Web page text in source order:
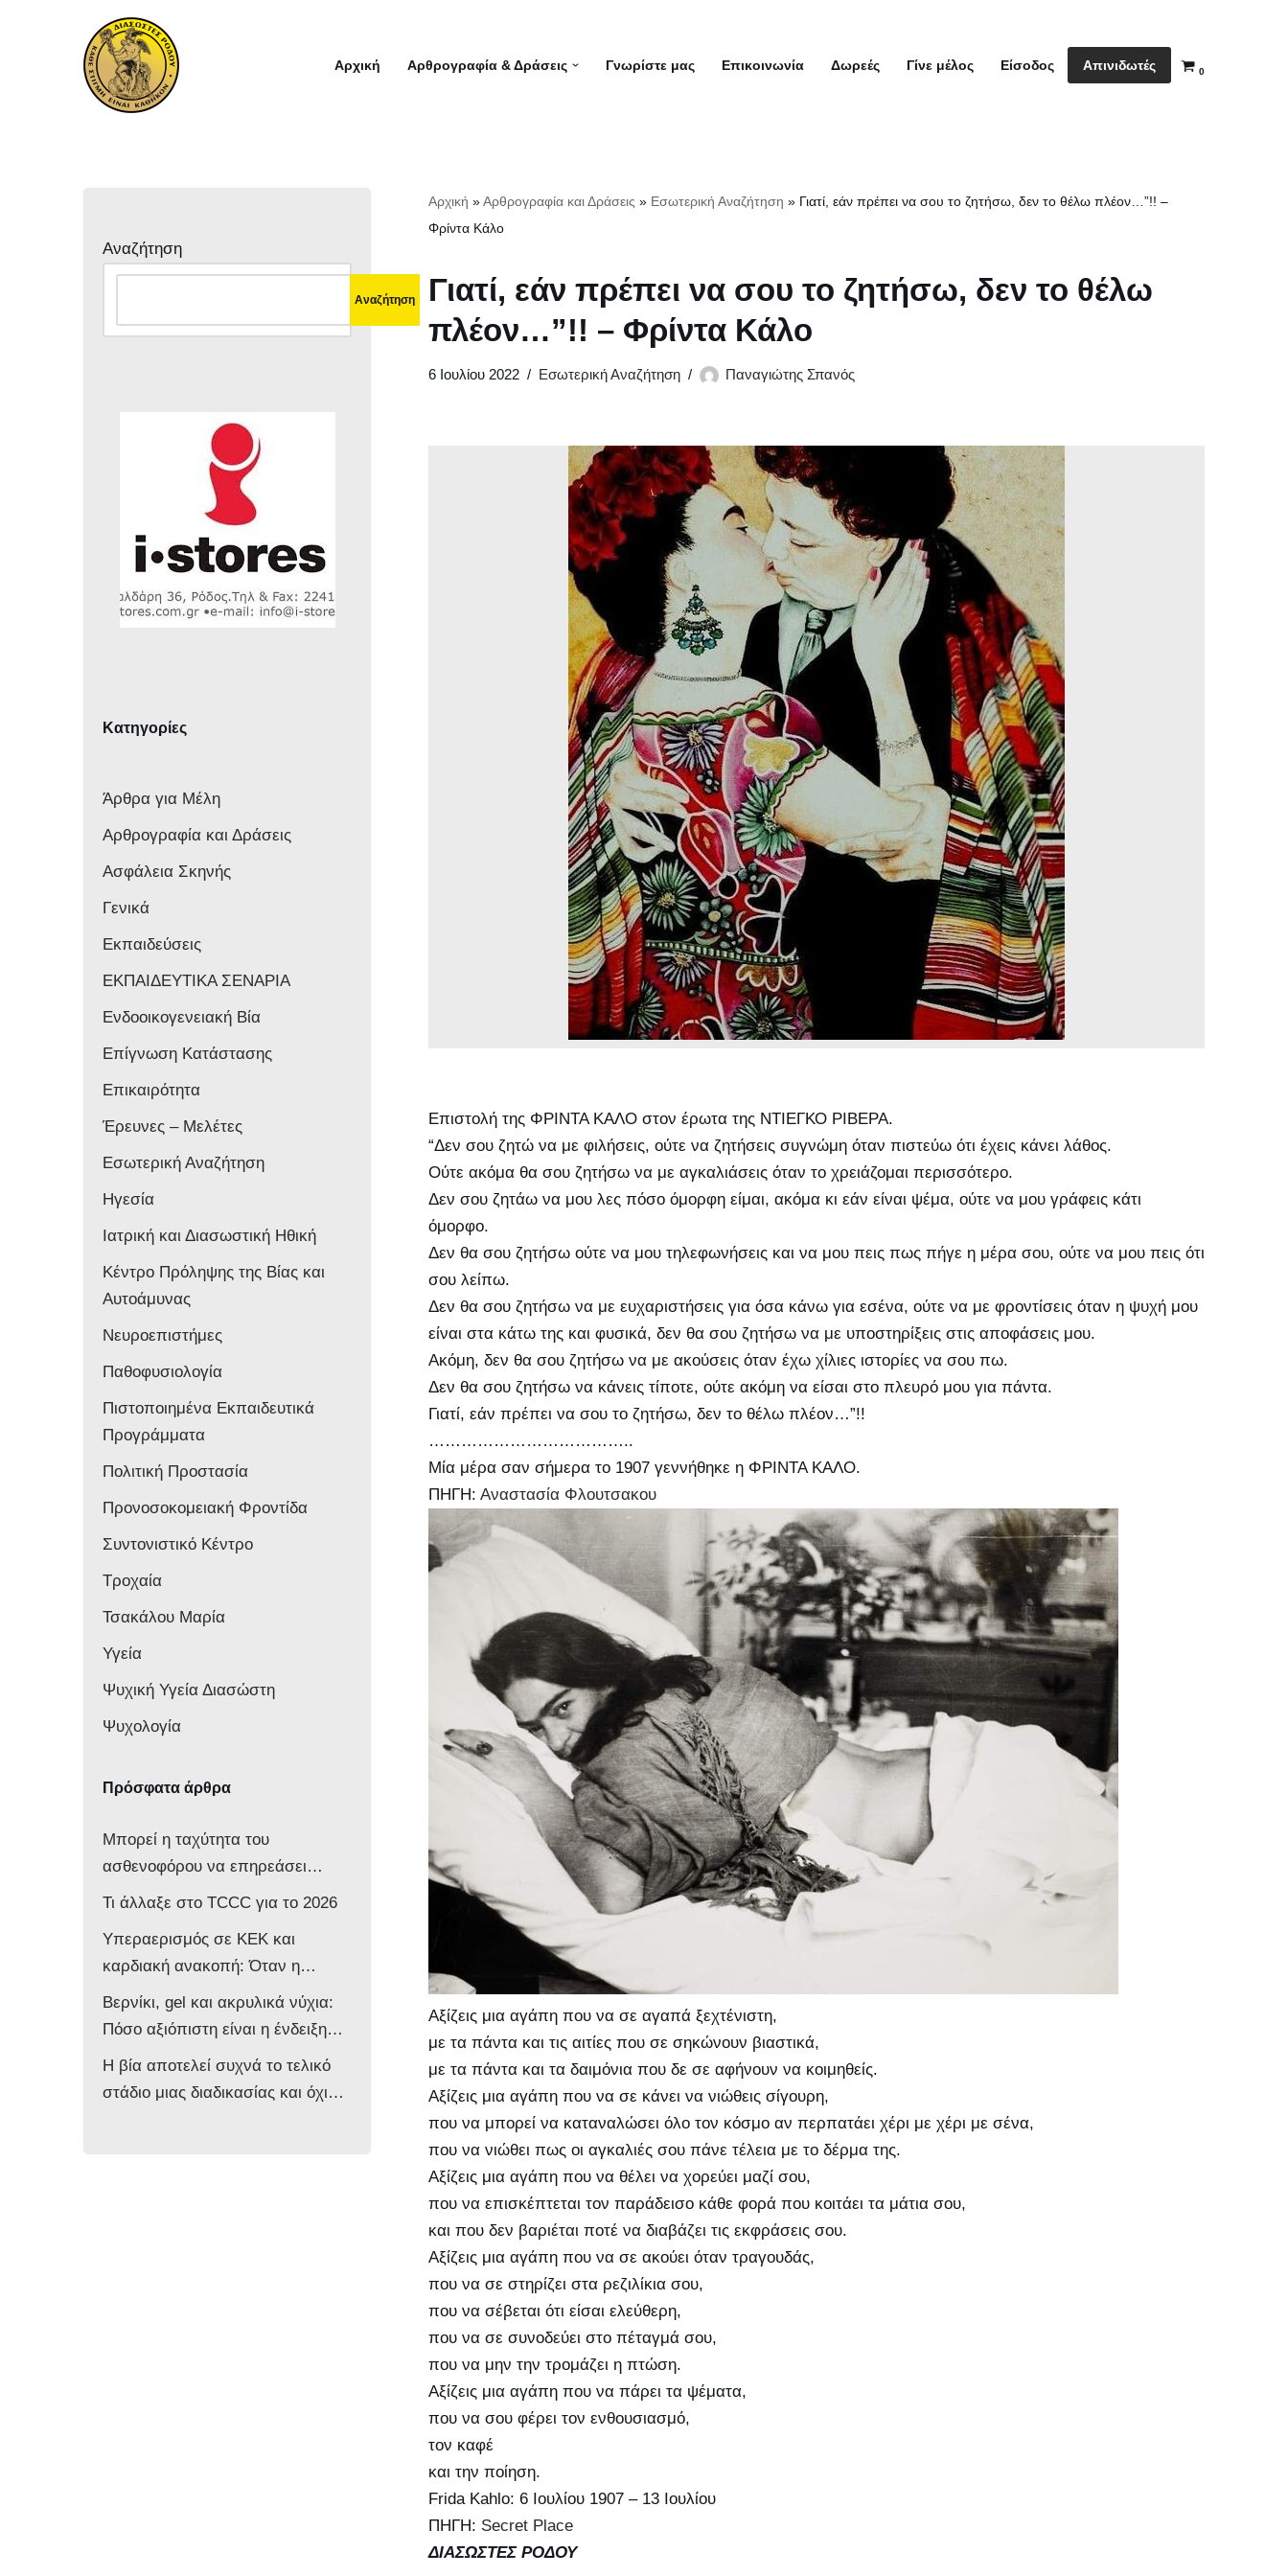
Μεταπηδήστε
περιεχόμενο
Αρχική Αρθρογραφία & Δράσεις Γνωρίστε μας Επικοινωνία Δωρεές Γίνε μέλος Είσοδος Απινιδωτές 0
Αναζήτηση
Αναζήτηση
Κατηγορίες
Άρθρα για Μέλη
Αρθρογραφία και Δράσεις
Ασφάλεια Σκηνής
Γενικά
Εκπαιδεύσεις
ΕΚΠΑΙΔΕΥΤΙΚΑ ΣΕΝΑΡΙΑ
Ενδοοικογενειακή Βία
Επίγνωση Κατάστασης
Επικαιρότητα
Έρευνες – Μελέτες
Εσωτερική Αναζήτηση
Ηγεσία
Ιατρική και Διασωστική Ηθική
Κέντρο Πρόληψης της Βίας και
Αυτοάμυνας
Νευροεπιστήμες
Παθοφυσιολογία
Πιστοποιημένα Εκπαιδευτικά
Προγράμματα
Πολιτική Προστασία
Προνοσοκομειακή Φροντίδα
Συντονιστικό Κέντρο
Τροχαία
Τσακάλου Μαρία
Υγεία
Ψυχική Υγεία Διασώστη
Ψυχολογία
Πρόσφατα άρθρα
Μπορεί η ταχύτητα του
ασθενοφόρου να επηρεάσει
νευρολογικά ένα βρέφος;
Τι άλλαξε στο TCCC για το 2026
Υπεραερισμός σε ΚΕΚ και
καρδιακή ανακοπή: Όταν η
επιθετική αντιμετώπιση βλάπτει
τον ασθενή
Βερνίκι, gel και ακρυλικά νύχια:
Πόσο αξιόπιστη είναι η ένδειξη
του παλμικού οξυμέτρου στο
ασθενοφόρο;
Η βία αποτελεί συχνά το τελικό
στάδιο μιας διαδικασίας και όχι
Αρχική »Αρθρογραφία και Δράσεις » Εσωτερική Αναζήτηση » Γιατί, εάν πρέπει να σου το ζητήσω, δεν το θέλω πλέον…”!! –
Φρίντα Κάλο
Γιατί, εάν πρέπει να σου το ζητήσω, δεν το θέλω
πλέον…”!! – Φρίντα Κάλο
6 Ιουλίου 2022 Εσωτερική Αναζήτηση Παναγιώτης Σπανός
Επιστολή της ΦΡΙΝΤΑ ΚΑΛΟ στον έρωτα της ΝΤΙΕΓΚΟ ΡΙΒΕΡΑ.
“Δεν σου ζητώ να με φιλήσεις, ούτε να ζητήσεις συγνώμη όταν πιστεύω ότι έχεις κάνει λάθος.
Ούτε ακόμα θα σου ζητήσω να με αγκαλιάσεις όταν το χρειάζομαι περισσότερο.
Δεν σου ζητάω να μου λες πόσο όμορφη είμαι, ακόμα κι εάν είναι ψέμα, ούτε να μου γράφεις κάτι
όμορφο.
Δεν θα σου ζητήσω ούτε να μου τηλεφωνήσεις και να μου πεις πως πήγε η μέρα σου, ούτε να μου πεις ότι
σου λείπω.
Δεν θα σου ζητήσω να με ευχαριστήσεις για όσα κάνω για εσένα, ούτε να με φροντίσεις όταν η ψυχή μου
είναι στα κάτω της και φυσικά, δεν θα σου ζητήσω να με υποστηρίξεις στις αποφάσεις μου.
Ακόμη, δεν θα σου ζητήσω να με ακούσεις όταν έχω χίλιες ιστορίες να σου πω.
Δεν θα σου ζητήσω να κάνεις τίποτε, ούτε ακόμη να είσαι στο πλευρό μου για πάντα.
Γιατί, εάν πρέπει να σου το ζητήσω, δεν το θέλω πλέον…”!!
………………………………..
Μία μέρα σαν σήμερα το 1907 γεννήθηκε η ΦΡΙΝΤΑ ΚΑΛΟ.
ΠΗΓΗ: Αναστασία Φλουτσακου
Αξίζεις μια αγάπη που να σε αγαπά ξεχτένιστη,
με τα πάντα και τις αιτίες που σε σηκώνουν βιαστικά,
με τα πάντα και τα δαιμόνια που δε σε αφήνουν να κοιμηθείς.
Αξίζεις μια αγάπη που να σε κάνει να νιώθεις σίγουρη,
που να μπορεί να καταναλώσει όλο τον κόσμο αν περπατάει χέρι με χέρι με σένα,
που να νιώθει πως οι αγκαλιές σου πάνε τέλεια με το δέρμα της.
Αξίζεις μια αγάπη που να θέλει να χορεύει μαζί σου,
που να επισκέπτεται τον παράδεισο κάθε φορά που κοιτάει τα μάτια σου,
και που δεν βαριέται ποτέ να διαβάζει τις εκφράσεις σου.
Αξίζεις μια αγάπη που να σε ακούει όταν τραγουδάς,
που να σε στηρίζει στα ρεζιλίκια σου,
που να σέβεται ότι είσαι ελεύθερη,
που να σε συνοδεύει στο πέταγμά σου,
που να μην την τρομάζει η πτώση.
Αξίζεις μια αγάπη που να πάρει τα ψέματα,
που να σου φέρει τον ενθουσιασμό,
τον καφέ
και την ποίηση.
Frida Kahlo: 6 Ιουλίου 1907 – 13 Ιουλίου
ΠΗΓΗ: Secret Place
ΔΙΑΣΩΣΤΕΣ ΡΟΔΟΥ